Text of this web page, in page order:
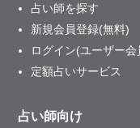
占い師を探す
新規会員登録(無料)
ログイン(ユーザー会
定額占いサービス
占い師向け